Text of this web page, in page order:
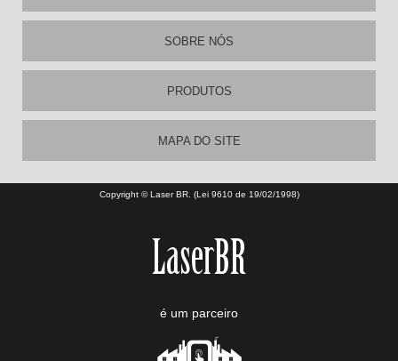
SOBRE NÓS
PRODUTOS
MAPA DO SITE
Copyright © Laser BR. (Lei 9610 de 19/02/1998)
é um parceiro